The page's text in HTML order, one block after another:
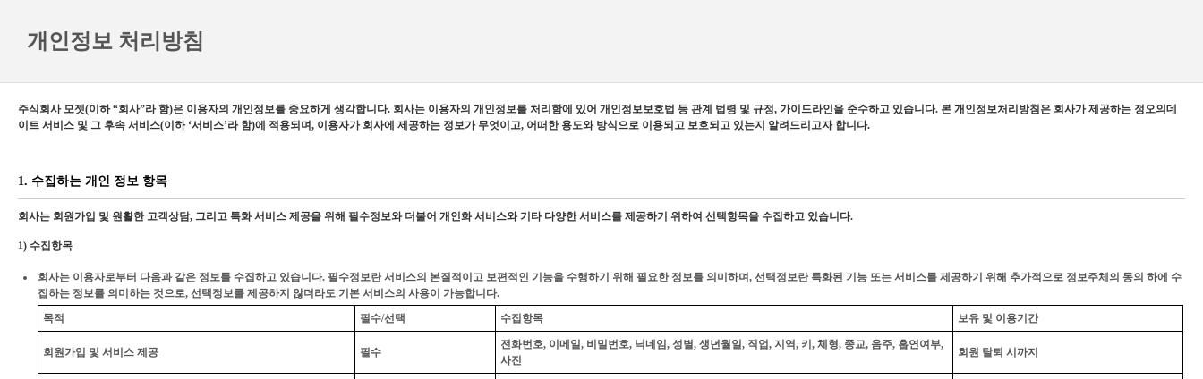
개인정보 처리방침
주식회사 모젯(이하 “회사”라 함)은 이용자의 개인정보를 중요하게 생각합니다. 회사는 이용자의 개인정보를 처리함에 있어 개인정보보호법 등 관계 법령 및 규정, 가이드라인을 준수하고 있습니다. 본 개인정보처리방침은 회사가 제공하는 정오의데
이트 서비스 및 그 후속 서비스(이하 ‘서비스’라 함)에 적용되며, 이용자가 회사에 제공하는 정보가 무엇이고, 어떠한 용도와 방식으로 이용되고 보호되고 있는지 알려드리고자 합니다.
1. 수집하는 개인 정보 항목
회사는 회원가입 및 원활한 고객상담, 그리고 특화 서비스 제공을 위해 필수정보와 더불어 개인화 서비스와 기타 다양한 서비스를 제공하기 위하여 선택항목을 수집하고 있습니다.
1) 수집항목
회사는 이용자로부터 다음과 같은 정보를 수집하고 있습니다. 필수정보란 서비스의 본질적이고 보편적인 기능을 수행하기 위해 필요한 정보를 의미하며, 선택정보란 특화된 기능 또는 서비스를 제공하기 위해 추가적으로 정보주체의 동의 하에 수
집하는 정보를 의미하는 것으로, 선택정보를 제공하지 않더라도 기본 서비스의 사용이 가능합니다.
목적
필수/선택 수집항목 보유 및 이용기간
회원가입 및 서비스 제공 필수
전화번호, 이메일, 비밀번호, 닉네임, 성별, 생년월일, 직업, 지역, 키, 체형, 종교, 음주, 흡연여부,
사진
회원 탈퇴 시까지